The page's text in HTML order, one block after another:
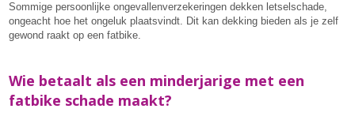
Sommige persoonlijke ongevallenverzekeringen dekken letselschade,
ongeacht hoe het ongeluk plaatsvindt. Dit kan dekking bieden als je zelf
gewond raakt op een fatbike.
Wie betaalt als een minderjarige met een
fatbike schade maakt?